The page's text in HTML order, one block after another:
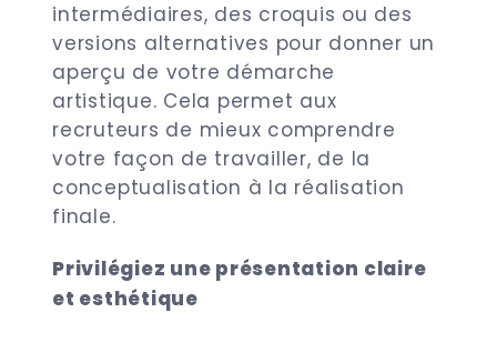
intermédiaires, des croquis ou des
versions alternatives pour donner un
aperçu de votre démarche
artistique. Cela permet aux
recruteurs de mieux comprendre
votre façon de travailler, de la
conceptualisation à la réalisation
finale.
Privilégiez une présentation claire
et esthétique